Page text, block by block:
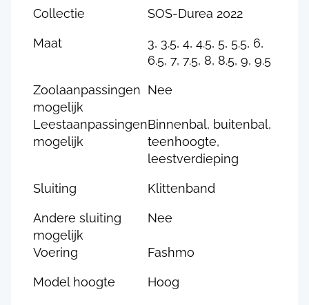
Collectie SOS-Durea 2022
Maat
3, 3.5, 4, 4.5, 5, 5.5, 6,
6.5, 7, 7.5, 8, 8.5, 9, 9.5
Zoolaanpassingen
mogelijk
Nee
Leestaanpassingen
mogelijk
Binnenbal, buitenbal,
teenhoogte,
leestverdieping
Sluiting Klittenband
Andere sluiting
mogelijk
Nee
Voering Fashmo
Model hoogte Hoog